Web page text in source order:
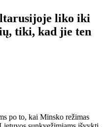
liko iki
tiki, kad jie ten
po to, kai Minsko režimas